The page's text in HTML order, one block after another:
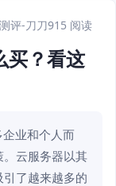
评-刀刀915 阅读
买？看这
业和个人而
云服务器以其
了越来越多的